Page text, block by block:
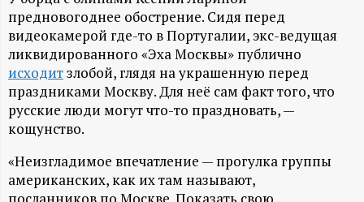
Н
-
и
н
ф
предновогоднее обострение. Сидя перед
видеокамерой где-то в Португалии, экс-ведущая
ликвидированного «Эха Москвы» публично
исходитзлобой, глядя на украшенную перед
праздниками Москву. Для неё сам факт того, что
русские люди могут что-то праздновать, —
кощунство.
«Неизгладимое впечатление — прогулка группы
американских, как их там называют,